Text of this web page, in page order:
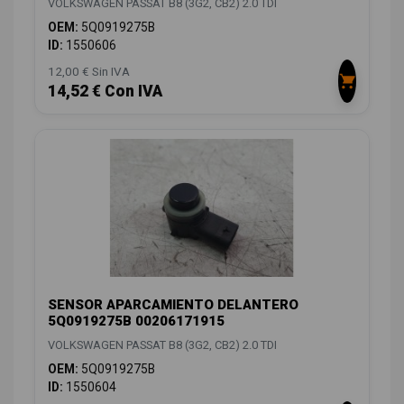
VOLKSWAGEN PASSAT B8 (3G2, CB2) 2.0 TDI
OEM: 5Q0919275B
ID: 1550606
12,00 € Sin IVA
14,52 € Con IVA
SENSOR APARCAMIENTO DELANTERO
5Q0919275B 00206171915
VOLKSWAGEN PASSAT B8 (3G2, CB2) 2.0 TDI
OEM: 5Q0919275B
ID: 1550604